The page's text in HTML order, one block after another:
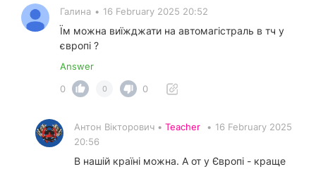
Галина • 16 February 2025 20:52
Їм можна виїжджати на автомагістраль в тч у
європі ?
Answer
0
0 0
Антон Вікторович • Teacher • 16 February 2025
20:56
В нашій країні можна. А от у Європі - краще